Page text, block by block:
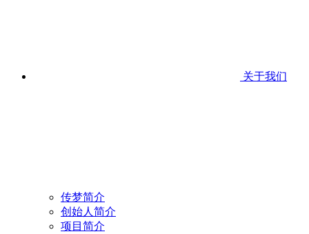
关于我们
传梦简介
创始人简介
项目简介